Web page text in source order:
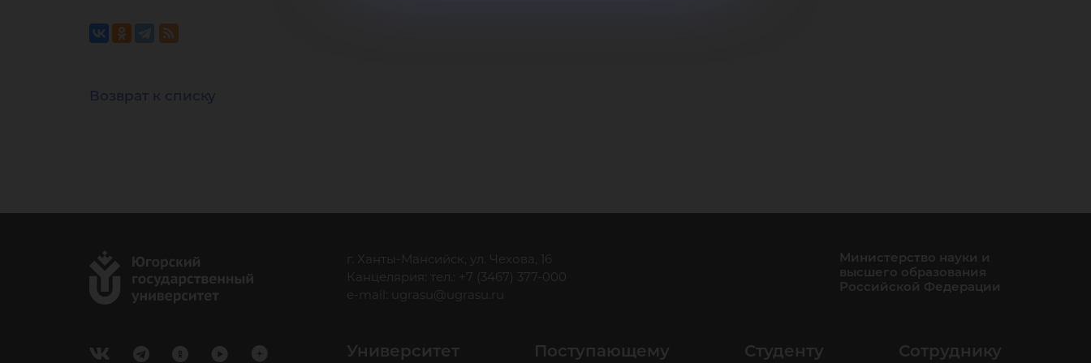
Возврат к списку
г. Ханты-Мансийск, ул. Чехова, 16
Канцелярия: тел.: +7 (3467) 377-000
e-mail:
ugrasu@ugrasu.ru
Министерство науки и
высшего образования
Российской Федерации
Университет Поступающему Студенту Сотруднику